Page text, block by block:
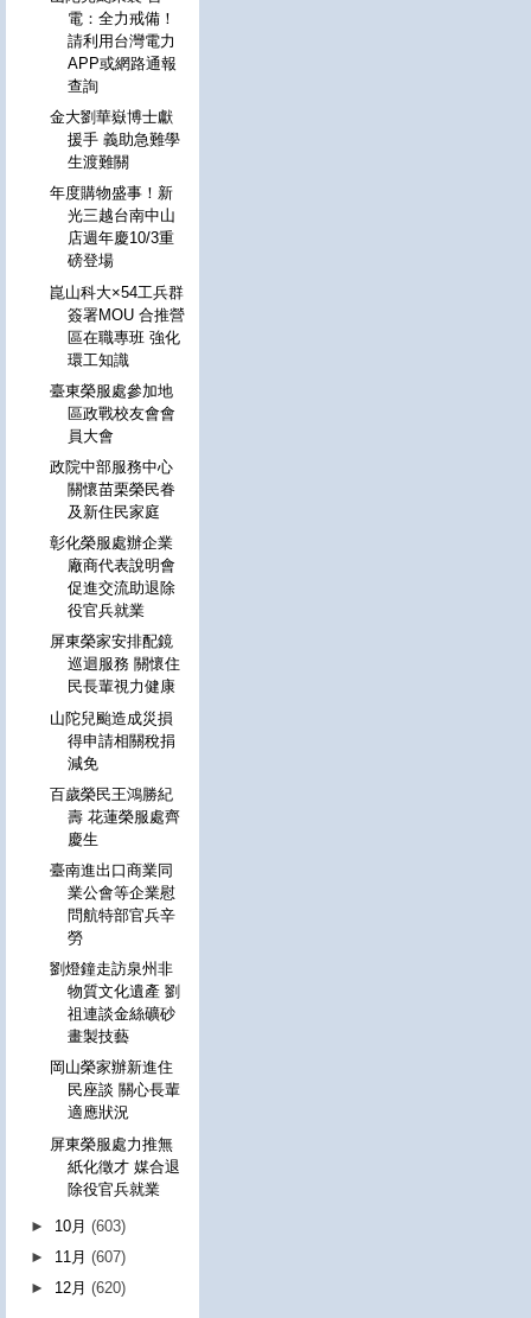
電：全力戒備！
請利用台灣電力
APP或網路通報
查詢
金大劉華嶽博士獻
援手 義助急難學
生渡難關
年度購物盛事！新
光三越台南中山
店週年慶10/3重
磅登場
崑山科大×54工兵群
簽署MOU 合推營
區在職專班 強化
環工知識
臺東榮服處參加地
區政戰校友會會
員大會
政院中部服務中心
關懷苗栗榮民眷
及新住民家庭
彰化榮服處辦企業
廠商代表說明會
促進交流助退除
役官兵就業
屏東榮家安排配鏡
巡迴服務 關懷住
民長輩視力健康
山陀兒颱造成災損
得申請相關稅捐
減免
百歲榮民王鴻勝紀
壽 花蓮榮服處齊
慶生
臺南進出口商業同
業公會等企業慰
問航特部官兵辛
勞
劉燈鐘走訪泉州非
物質文化遺產 劉
祖連談金絲礦砂
畫製技藝
岡山榮家辦新進住
民座談 關心長輩
適應狀況
屏東榮服處力推無
紙化徵才 媒合退
除役官兵就業
► 10月(603)
► 11月(607)
► 12月(620)